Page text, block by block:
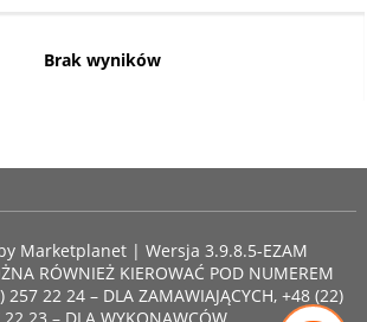
Brak wyników
Marketplanet| Wersja 3.9.8.5-EZAM
RÓWNIEŻ KIEROWAĆ POD NUMEREM
257 22 24 – DLA ZAMAWIAJĄCYCH, +48 (22)
23 – DLA WYKONAWCÓW.